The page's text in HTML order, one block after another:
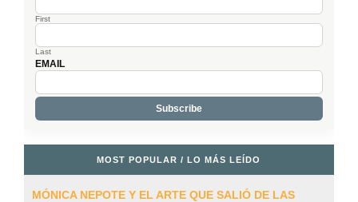
First
Last
EMAIL
MOST POPULAR / LO MÁS LEÍDO
MÓNICA NEPOTE Y EL ARTE QUE SALIÓ DE LAS